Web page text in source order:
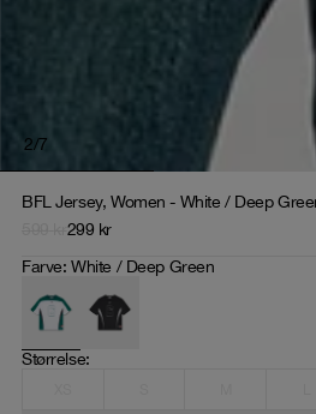
2/7
BFL Jersey, Women - White / Deep
299 kr
Farve:White / Deep Green
Størrelse: